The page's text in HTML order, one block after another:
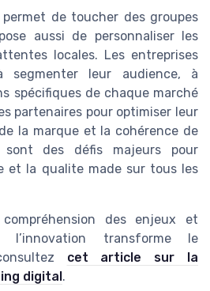
de toucher des groupes
aussi de personnaliser les
locales. Les entreprises
segmenter leur audience, à
spécifiques de chaque marché
partenaires pour optimiser leur
la marque et la cohérence de
sont des défis majeurs pour
et la qualite made sur tous les
des enjeux et
l’innovation transforme le
cet article sur la
digital.